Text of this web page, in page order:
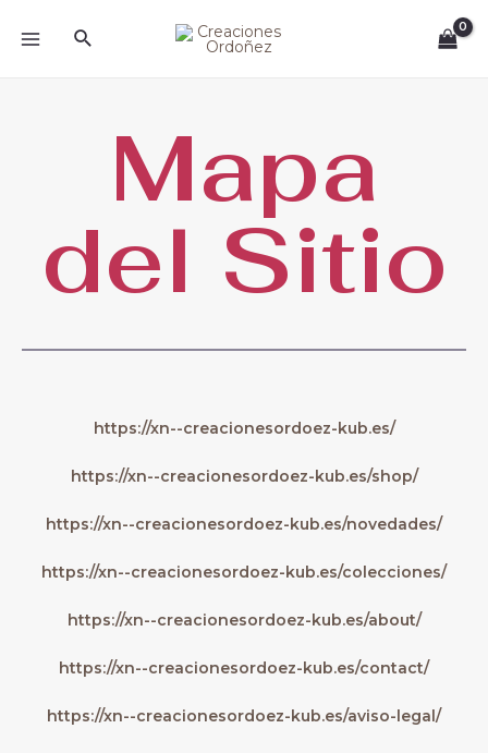
Buscar
Mapa
del Sitio
https://xn--creacionesordoez-kub.es/
https://xn--creacionesordoez-kub.es/shop/
https://xn--creacionesordoez-kub.es/novedades/
https://xn--creacionesordoez-kub.es/colecciones/
https://xn--creacionesordoez-kub.es/about/
https://xn--creacionesordoez-kub.es/contact/
https://xn--creacionesordoez-kub.es/aviso-legal/